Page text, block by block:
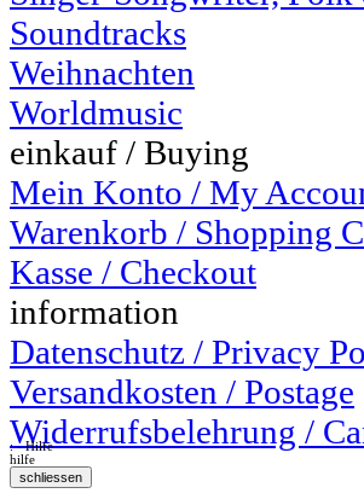
Soundtracks
Weihnachten
Worldmusic
einkauf / Buying
Mein Konto / My
Warenkorb / Shopping
Kasse / Checkout
information
Datenschutz / Privacy
Versandkosten / Postage
Widerrufsbelehrung /
: - Hilfe
hilfe